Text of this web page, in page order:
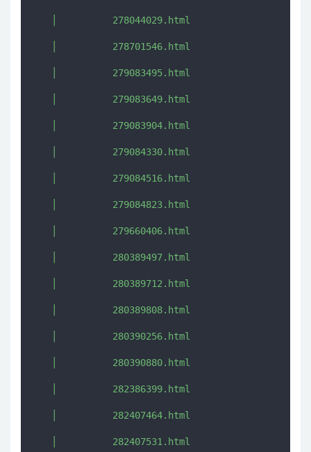
   │          278044029.html
   │          278701546.html
   │          279083495.html
   │          279083649.html
   │          279083904.html
   │          279084330.html
   │          279084516.html
   │          279084823.html
   │          279660406.html
   │          280389497.html
   │          280389712.html
   │          280389808.html
   │          280390256.html
   │          280390880.html
   │          282386399.html
   │          282407464.html
   │          282407531.html